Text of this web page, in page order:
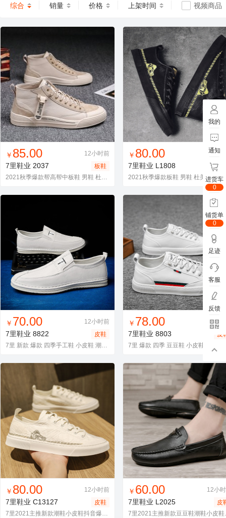
综合 销量 价格 上架时间 视频商品
找同款 加入进货车 收藏
￥ 85.00 12小时前
7里鞋业 2037
板鞋
2021秋季爆款帮高帮中板鞋 男鞋 杜美莎男鞋
找同款 加入进货车 收藏
￥ 80.00 12小
7里鞋业 L1808
板
2021秋季爆款板鞋 男鞋 杜美莎男鞋
找同款 加入进货车 收藏
￥ 70.00 12小时前
7里鞋业 8822
皮鞋
7里 新款 爆款 四季手工鞋 小皮鞋 潮鞋 货源稳定
找同款 加入进货车
￥ 78.00 12小
7里鞋业 8803
皮
找同款 加入进货车 收藏
￥ 80.00 12小时前
7里鞋业 C13127
皮鞋
7里2021主推新款潮鞋小皮鞋抖音爆款皮鞋英伦小皮鞋休闲皮鞋
找同款 加入进货车 收藏
￥ 60.00 12小
7里鞋业 L2025
皮
7里
我的
通知
进货车
0
铺货单
0
足迹
客服
反馈